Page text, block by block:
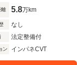
離 5.8万km
なし
法定整備付
ン インパネCVT